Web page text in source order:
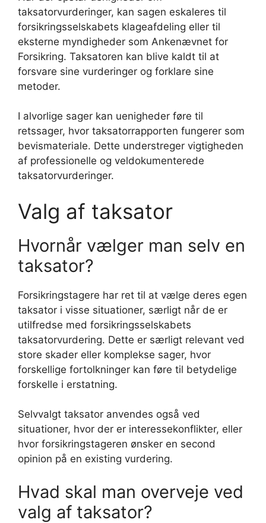
taksatorvurderinger, kan sagen eskaleres til
forsikringsselskabets klageafdeling eller til
eksterne myndigheder som Ankenævnet for
Forsikring. Taksatoren kan blive kaldt til at
forsvare sine vurderinger og forklare sine
metoder.
I alvorlige sager kan uenigheder føre til
retssager, hvor taksatorrapporten fungerer som
bevismateriale. Dette understreger vigtigheden
af professionelle og veldokumenterede
taksatorvurderinger.
Valg af taksator
Hvornår vælger man selv en
taksator?
Forsikringstagere har ret til at vælge deres egen
taksator i visse situationer, særligt når de er
utilfredse med forsikringsselskabets
taksatorvurdering. Dette er særligt relevant ved
store skader eller komplekse sager, hvor
forskellige fortolkninger kan føre til betydelige
forskelle i erstatning.
Selvvalgt taksator anvendes også ved
situationer, hvor der er interessekonflikter, eller
hvor forsikringstageren ønsker en second
opinion på en existing vurdering.
Hvad skal man overveje ved
valg af taksator?